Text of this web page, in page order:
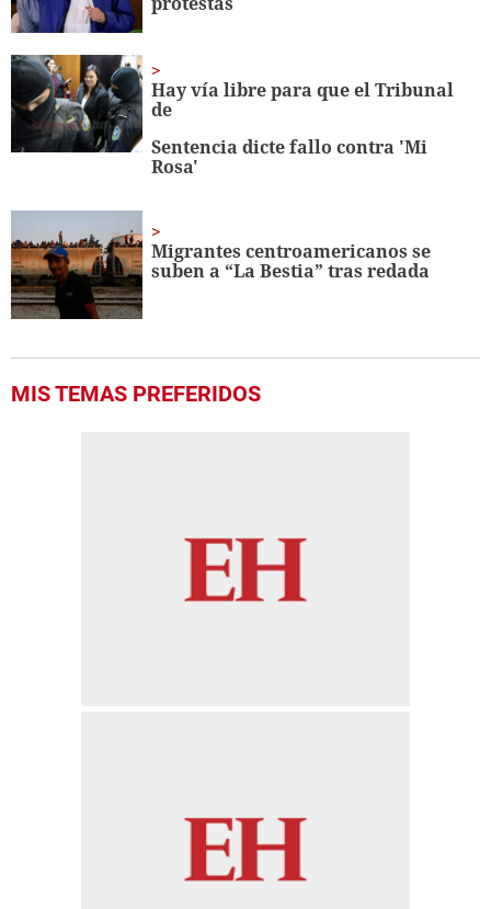
Hay vía libre para que el Tribunal
de
Sentencia dicte fallo contra 'Mi
Rosa'
Migrantes centroamericanos se
suben a “La Bestia” tras redada
MIS TEMAS PREFERIDOS